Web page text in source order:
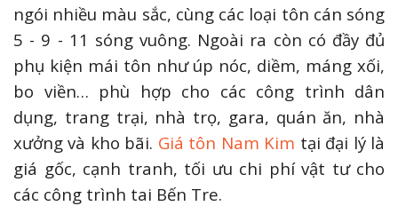
ngói nhiều màu sắc, cùng các loại tôn cán sóng
5 - 9 - 11 sóng vuông. Ngoài ra còn có đầy đủ
phụ kiện mái tôn như úp nóc, diềm, máng xối,
bo viền… phù hợp cho các công trình dân
dụng, trang trại, nhà trọ, gara, quán ăn, nhà
xưởng và kho bãi. Giá tôn Nam Kim tại đại lý là
giá gốc, cạnh tranh, tối ưu chi phí vật tư cho
các công trình tai Bến Tre.